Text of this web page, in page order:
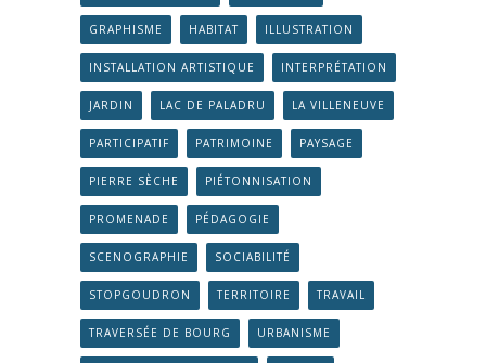
GRAPHISME HABITAT ILLUSTRATION
INSTALLATION ARTISTIQUE INTERPRÉTATION
JARDIN LAC DE PALADRU LA VILLENEUVE
PARTICIPATIF PATRIMOINE PAYSAGE
PIERRE SÈCHE PIÉTONNISATION
PROMENADE PÉDAGOGIE
SCENOGRAPHIE SOCIABILITÉ
STOPGOUDRON TERRITOIRE TRAVAIL
TRAVERSÉE DE BOURG URBANISME